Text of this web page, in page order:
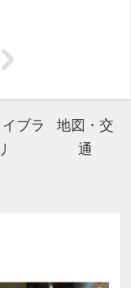
ブラ
地図・交
通